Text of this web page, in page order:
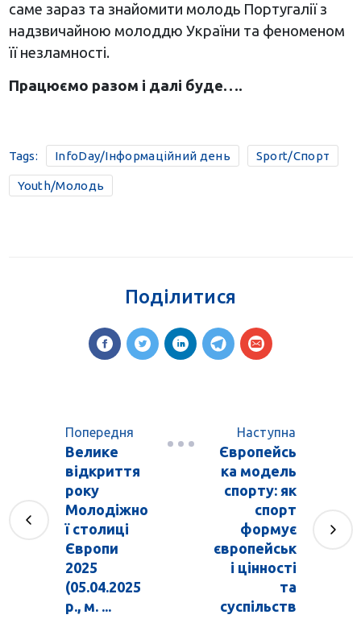
саме зараз та знайомити молодь Португалії з
надзвичайною молоддю України та феноменом
її незламності.
Працюємо разом і далі буде….
Tags: InfoDay/Інформаційний день Sport/Спорт
Youth/Молодь
Поділитися
Попередня
Велике
відкриття
року
Молодіжно
ї столиці
Європи
2025
(05.04.2025
р., м. ...
Наступна
Європейсь
ка модель
спорту: як
спорт
формує
європейськ
і цінності
та
суспільств